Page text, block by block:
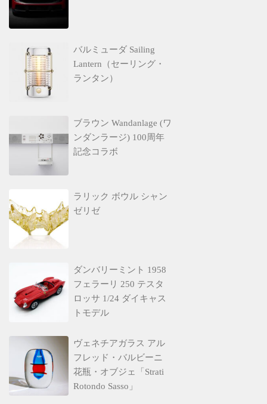
バルミューダ Sailing
Lantern（セーリング・
ランタン）
ブラウン Wandanlage (ワ
ンダンラージ) 100周年
記念コラボ
ラリック ボウル シャン
ゼリゼ
ダンバリーミント 1958
フェラーリ 250 テスタ
ロッサ 1/24 ダイキャス
トモデル
ヴェネチアガラス アル
フレッド・バルビーニ
花瓶・オブジェ「Strati
Rotondo Sasso」